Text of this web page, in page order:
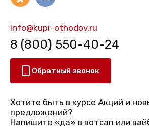
info@kupi-othodov.ru
8 (800) 550-40-24
Обратный звонок
Хотите быть в курсе Акций и
предложений?
Напишите «да» в вотсап или